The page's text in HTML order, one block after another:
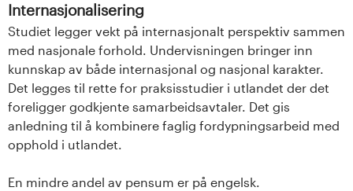
Internasjonalisering
Studiet legger vekt på internasjonalt perspektiv sammen
med nasjonale forhold. Undervisningen bringer inn
kunnskap av både internasjonal og nasjonal karakter.
Det legges til rette for praksisstudier i utlandet der det
foreligger godkjente samarbeidsavtaler. Det gis
anledning til å kombinere faglig fordypningsarbeid med
opphold i utlandet.
En mindre andel av pensum er på engelsk.